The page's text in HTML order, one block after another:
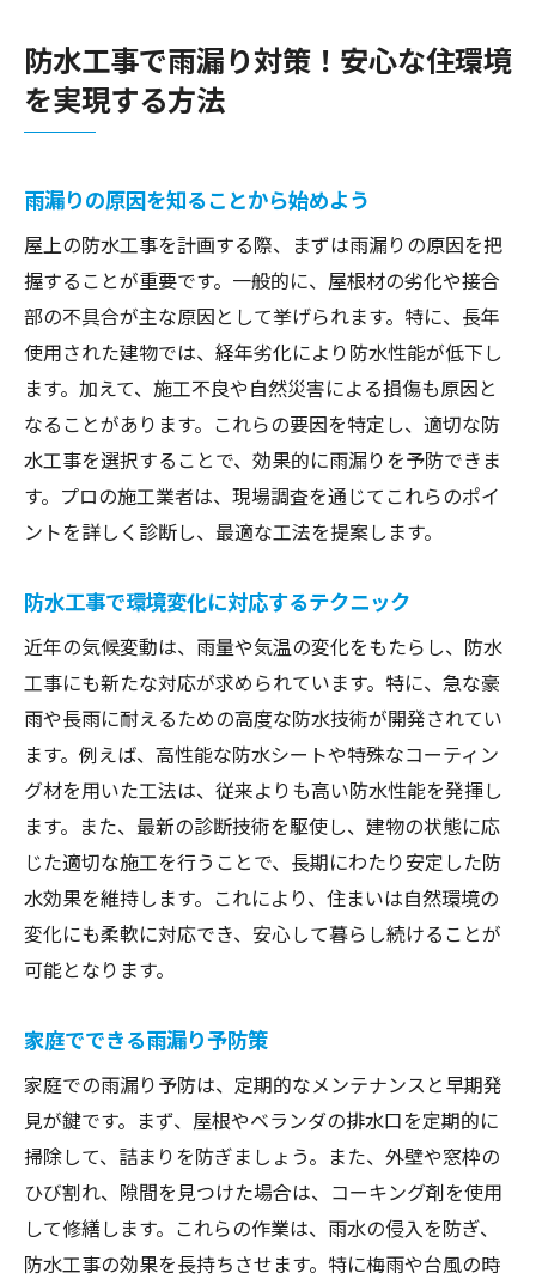
防水工事で雨漏り対策！安心な住環境
を実現する方法
雨漏りの原因を知ることから始めよう
屋上の防水工事を計画する際、まずは雨漏りの原因を把
握することが重要です。一般的に、屋根材の劣化や接合
部の不具合が主な原因として挙げられます。特に、長年
使用された建物では、経年劣化により防水性能が低下し
ます。加えて、施工不良や自然災害による損傷も原因と
なることがあります。これらの要因を特定し、適切な防
水工事を選択することで、効果的に雨漏りを予防できま
す。プロの施工業者は、現場調査を通じてこれらのポイ
ントを詳しく診断し、最適な工法を提案します。
防水工事で環境変化に対応するテクニック
近年の気候変動は、雨量や気温の変化をもたらし、防水
工事にも新たな対応が求められています。特に、急な豪
雨や長雨に耐えるための高度な防水技術が開発されてい
ます。例えば、高性能な防水シートや特殊なコーティン
グ材を用いた工法は、従来よりも高い防水性能を発揮し
ます。また、最新の診断技術を駆使し、建物の状態に応
じた適切な施工を行うことで、長期にわたり安定した防
水効果を維持します。これにより、住まいは自然環境の
変化にも柔軟に対応でき、安心して暮らし続けることが
可能となります。
家庭でできる雨漏り予防策
家庭での雨漏り予防は、定期的なメンテナンスと早期発
見が鍵です。まず、屋根やベランダの排水口を定期的に
掃除して、詰まりを防ぎましょう。また、外壁や窓枠の
ひび割れ、隙間を見つけた場合は、コーキング剤を使用
して修繕します。これらの作業は、雨水の侵入を防ぎ、
防水工事の効果を長持ちさせます。特に梅雨や台風の時